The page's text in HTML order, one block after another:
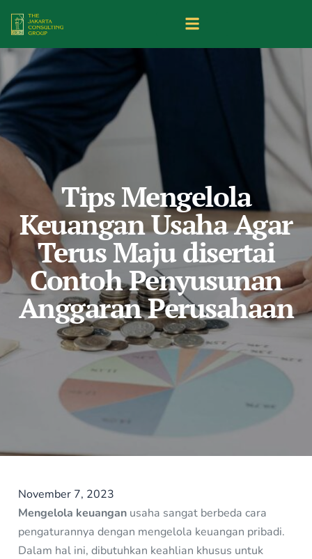
Tips Mengelola
Keuangan Usaha Agar
Terus Maju disertai
Contoh Penyusunan
Anggaran Perusahaan
November 7, 2023
Mengelola keuangan usaha sangat berbeda cara
pengaturannya dengan mengelola keuangan pribadi.
Dalam hal ini, dibutuhkan keahlian khusus untuk